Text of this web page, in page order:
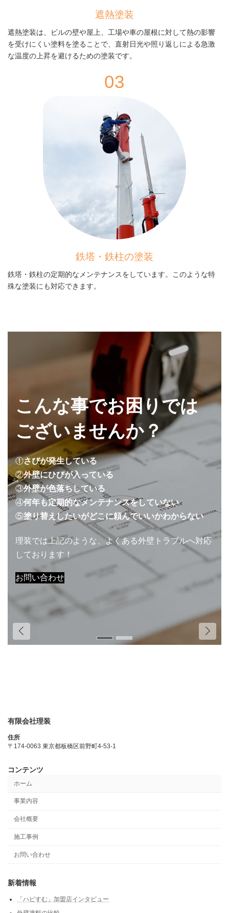
遮熱塗装
遮熱塗装は、ビルの壁や屋上、工場や車の屋根に対して熱の影響
を受けにくい塗料を塗ることで、直射日光や照り返しによる急激
な温度の上昇を避けるための塗装です。
03
鉄塔・鉄柱の塗装
鉄塔・鉄柱の定期的なメンテナンスをしています。このような特
殊な塗装にも対応できます。
な事でお困りでは
いませんか？
が発生している
にひびが入っている
が色落ちしている
も定期的なメンテナンスをしていない
替えしたいがどこに頼んでいいかわからない
は上記のような、よくある外壁トラブルへ対応
ります！
合わせ
有
その実
有限会社理装
住所
〒174-0063 東京都板橋区前野町4-53-1
コンテンツ
ホーム
事業内容
会社概要
施工事例
お問い合わせ
新着情報
「ハピすむ」加盟店インタビュー